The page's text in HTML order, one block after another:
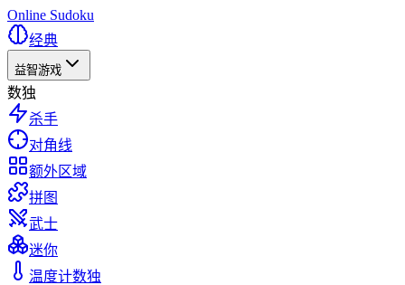
Online Sudoku
经典
益智游戏
数独
杀手
对角线
额外区域
拼图
武士
迷你
温度计数独